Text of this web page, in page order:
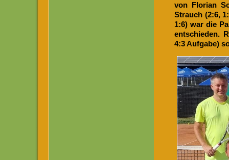
von Florian
Strauch (2:6,
1:6) war die
entschieden.
4:3 Aufgabe)